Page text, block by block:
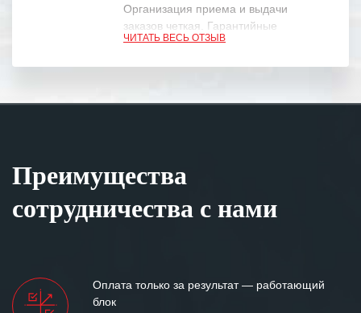
Организация приема и выдачи
заказов четкая. Гарантийные
обязательства выполняются в
Особенно хочется отметить высокую
клиентоориентированность
персонала Вашей компании,
между нашими компаниями открытые
ЧИТАТЬ ВЕСЬ ОТЗЫВ
Преимущества
сотрудничества с нами
Оплата только за результат — работающий
блок